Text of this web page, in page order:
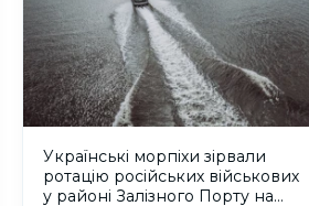
Українські морпіхи зірвали
ротацію російських військових
у районі Залізного Порту на